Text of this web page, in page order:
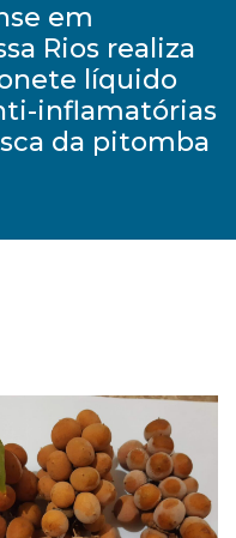
em
Rios realiza
líquido
inflamatórias
da pitomba